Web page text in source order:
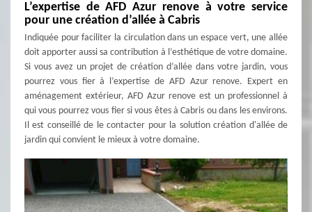
L’expertise de AFD Azur renove à votre service
pour une création d’allée à Cabris
Indiquée pour faciliter la circulation dans un espace vert, une allée
doit apporter aussi sa contribution à l’esthétique de votre domaine.
Si vous avez un projet de création d’allée dans votre jardin, vous
pourrez vous fier à l’expertise de AFD Azur renove. Expert en
aménagement extérieur, AFD Azur renove est un professionnel à
qui vous pourrez vous fier si vous êtes à Cabris ou dans les environs.
Il est conseillé de le contacter pour la solution création d'allée de
jardin qui convient le mieux à votre domaine.